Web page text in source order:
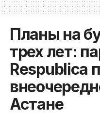
Планы на
трех лет:
Respublica
Астане